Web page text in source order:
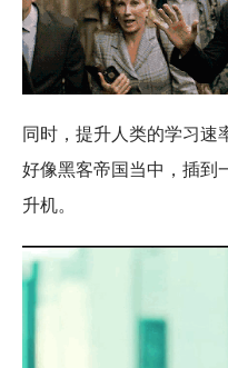
同时，提升人类的学习速
好像黑客帝国当中，插到
升机。